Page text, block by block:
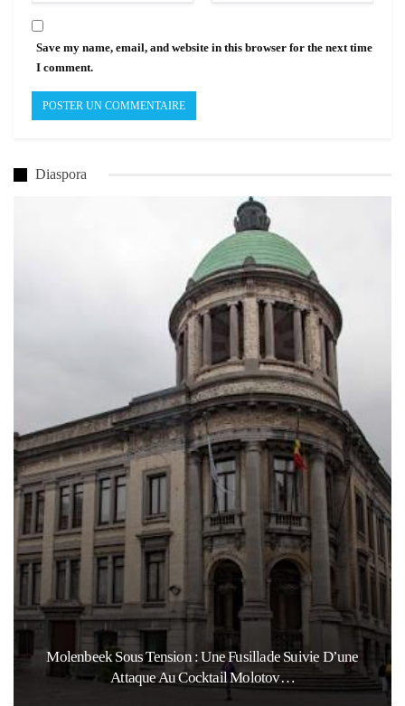
Save my name, email, and website in this browser for the next time
I comment.
Diaspora
Molenbeek Sous Tension : Une Fusillade Suivie D’une
Attaque Au Cocktail Molotov…